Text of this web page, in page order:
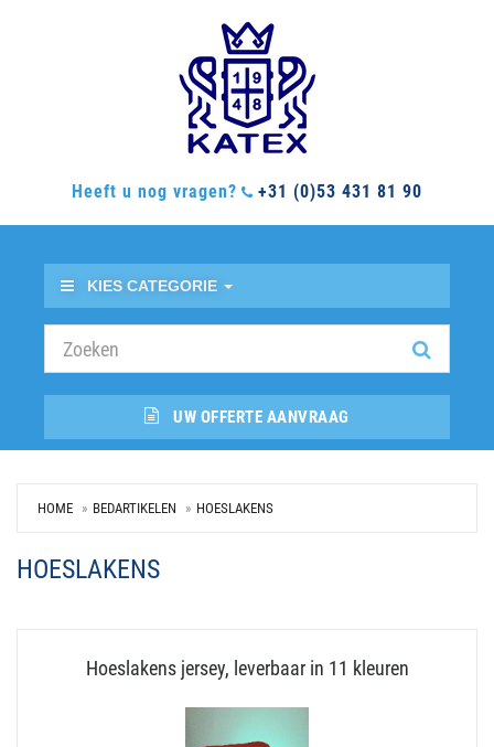
Heeft u nog vragen? +31 (0)53 431 81 90
KIES CATEGORIE
UW OFFERTE AANVRAAG
HOME BEDARTIKELEN HOESLAKENS
HOESLAKENS
Hoeslakens jersey, leverbaar in 11 kleuren